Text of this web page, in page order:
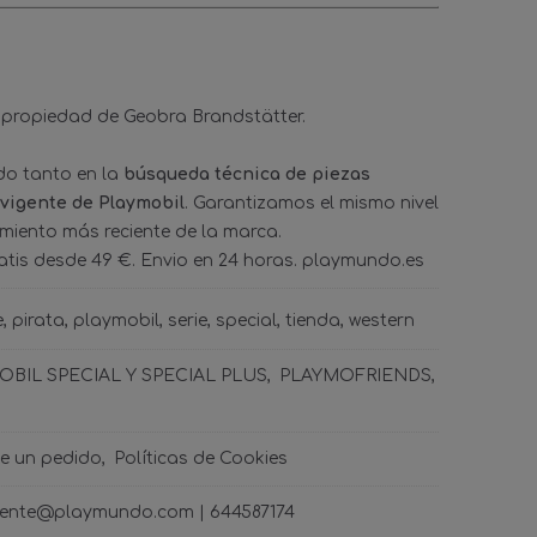
de Geobra Brandstätter.
tanto en la búsqueda técnica de piezas
de Playmobil. Garantizamos el mismo nivel
más reciente de la marca.
desde 49 €. Envio en 24 horas. playmundo.es
pirata playmobil serie special tienda western
SPECIAL Y SPECIAL PLUS
PLAYMOFRIENDS
un pedido Políticas de Cookies
| 644587174